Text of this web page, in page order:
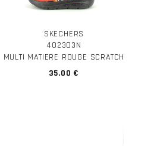
SKECHERS
402303N
MULTI MATIERE ROUGE SCRATCH
35.00 €